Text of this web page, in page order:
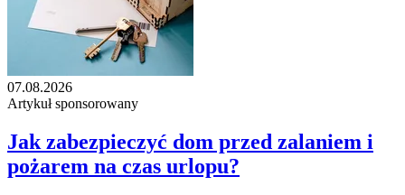
07.08.2026
Artykuł sponsorowany
Jak zabezpieczyć dom przed zalaniem i
pożarem na czas urlopu?